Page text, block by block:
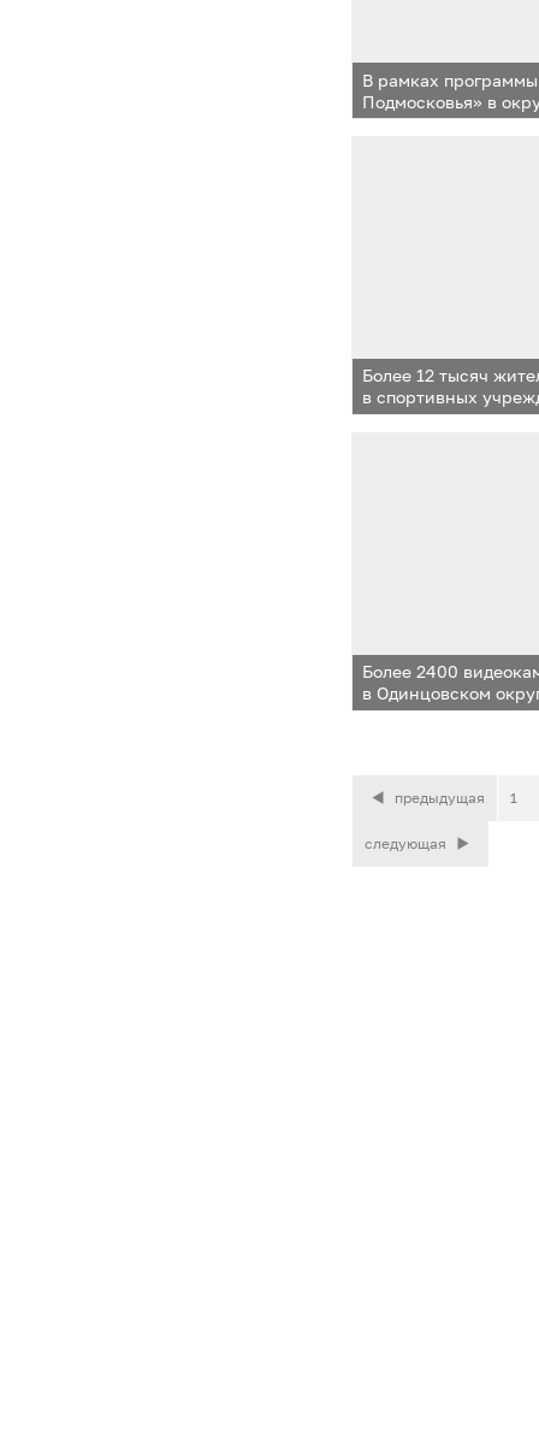
В рамках
Подмосковья» в
переоснащение
Более 12 тысяч
в спортивных
округа
Более 2400
в Одинцовском
предыдущая 1
следующая